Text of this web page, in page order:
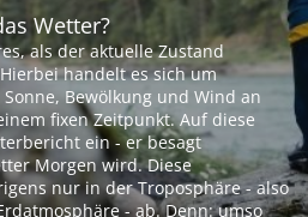
Wetter?
als der aktuelle Zustand
handelt es sich um
Bewölkung und Wind an
fixen Zeitpunkt. Auf diese
ein - er besagt
Morgen wird. Diese
nur in der Troposphäre - also
- ab. Denn: umso